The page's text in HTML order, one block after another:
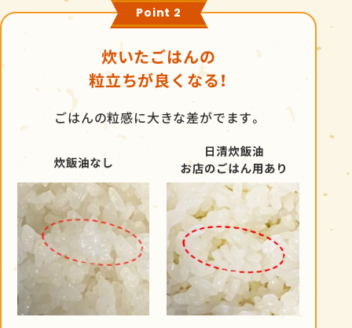
Point 2
炊いたごはんの
粒立ちが良くなる！
ごはんの粒感に大きな差がでます。